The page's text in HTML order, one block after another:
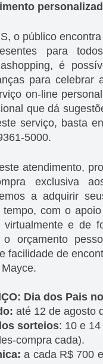
o público
para
é
para celebrar
on-line
que dá
serviço, basta
5000.
atendimento,
exclusiva
a adquirir
tempo, com o
virtualmente e de
o orçamento
facilidade de
Dia dos Pais
até 12 de agosto
sorteios: 10 e
compra cada).
a cada R$ 700